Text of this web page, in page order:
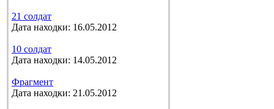
21 солдат
Дата находки: 16.05.2012
10 солдат
Дата находки: 14.05.2012
Фрагмент
Дата находки: 21.05.2012